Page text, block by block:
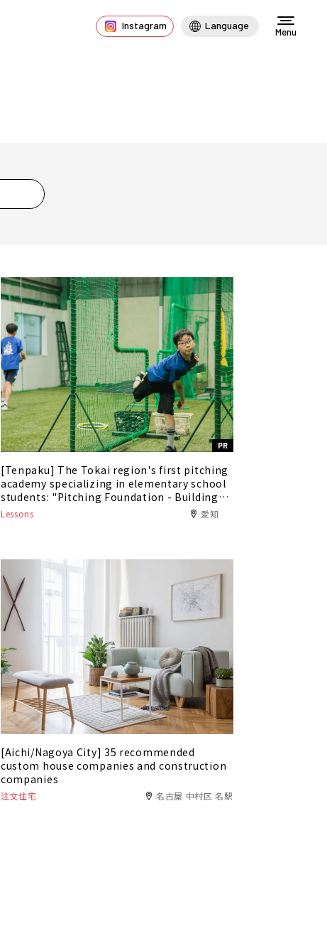
Instagram Language
Menu
PR
[Tenpaku] The Tokai region's first pitching
academy specializing in elementary school
students: "Pitching Foundation - Building
the Basics of Pitching" - Improve your
Lessons 愛知
[Aichi/Nagoya City] 35 recommended
custom house companies and construction
companies
注文住宅 名古屋 中村区 名駅